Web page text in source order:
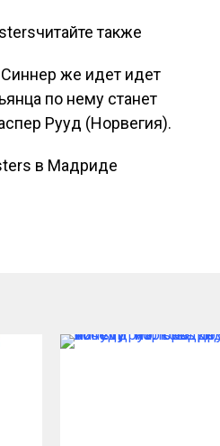
также
же идет идет
по нему станет
Рууд (Норвегия).